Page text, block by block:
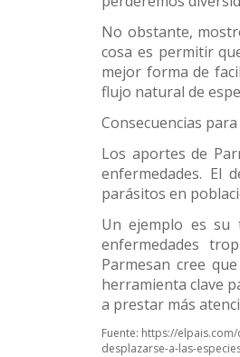
No obstante,
cosa es permitir
mejor forma de
flujo natural de
Consecuencias
Los aportes de
enfermedades. El
parásitos en
Un ejemplo es su
enfermedades
Parmesan cree
herramienta clave
a prestar más
Fuente: https://
desplazarse-a-las-